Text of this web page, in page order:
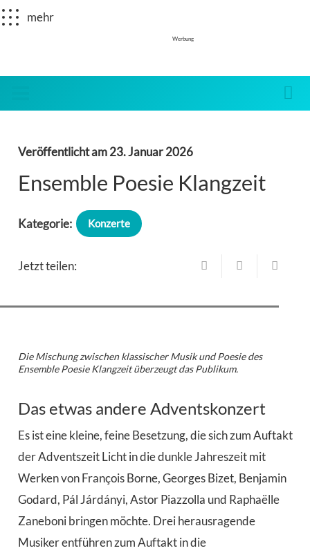
mehr
Werbung
Veröffentlicht am23. Januar 2026
Ensemble Poesie Klangzeit
Kategorie: Konzerte
Jetzt teilen:
Die Mischung zwischen klassischer Musik und Poesie des
Ensemble Poesie Klangzeit überzeugt das Publikum.
Das etwas andere Adventskonzert
Es ist eine kleine, feine Besetzung, die sich zum Auftakt
der Adventszeit Licht in die dunkle Jahreszeit mit
Werken von François Borne, Georges Bizet, Benjamin
Godard, Pál Járdányi, Astor Piazzolla und Raphaëlle
Zaneboni bringen möchte. Drei herausragende
Musiker entführen zum Auftakt in die